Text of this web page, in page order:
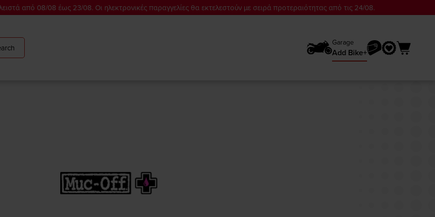
από 08/08 έως 23/08. Οι ηλεκτρονικές παραγγελίες θα εκτελεστούν με σειρά προτεραιότητας από τις 24/08.
Garage
Add Bike+